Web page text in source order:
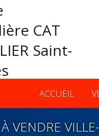
ACCUEIL
VENDRE